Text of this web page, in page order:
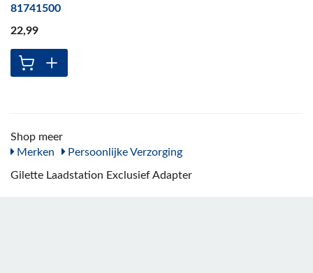
81741500
22,99
Shop meer
Merken
Persoonlijke Verzorging
Gilette Laadstation Exclusief Adapter